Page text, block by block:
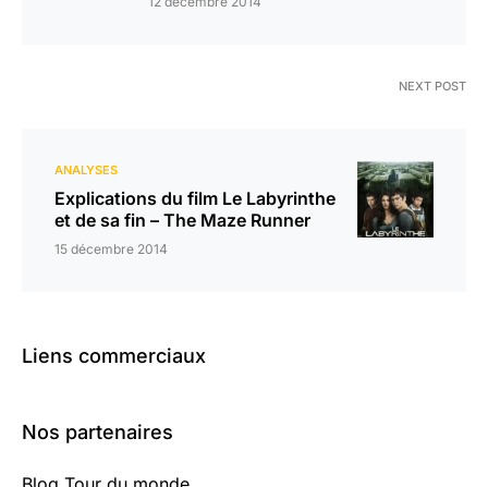
NEXT POST
ANALYSES
Explications du film Le Labyrinthe
et de sa fin – The Maze Runner
15 décembre 2014
Liens commerciaux
Nos partenaires